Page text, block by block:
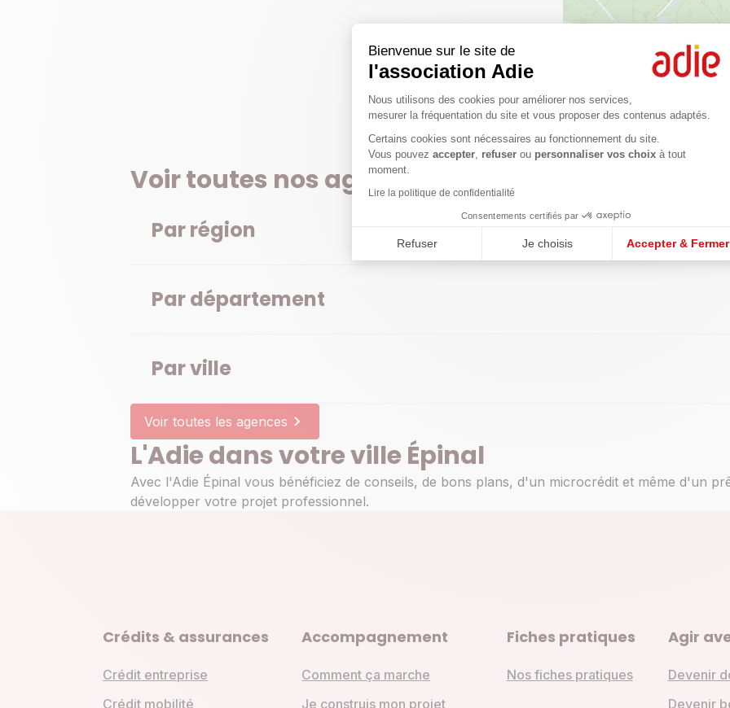
Bienvenue sur le site de
l'association Adie
Plateforme de Gestion du
Nous utilisons des cookies pour améliorer nos services,
mesurer la fréquentation du site et vous proposer des contenus adaptés.
Certains cookies sont nécessaires au fonctionnement du site.
Vous pouvez accepter refuser ou personnaliser vos choix à tout
moment.
Lire la politique de confidentialité
Consentements certifiés par
Refuser Je choisis Accepter & Fermer
Axeptio consent
Voir toutes nos agences
Par région
Par département
Par ville
Voir toutes les agences
L'Adie dans votre ville Épinal
Avec l'Adie Épinal vous bénéficiez de conseils, de bons plans, d'un microcrédit et même d'un
développer votre projet professionnel.
Crédits & assurances
Crédit entreprise
Crédit mobilité
Accompagnement
Comment ça marche
Je construis mon projet
Fiches pratiques
Nos fiches pratiques
Agir
Devenir
Devenir